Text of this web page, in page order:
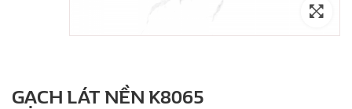
GẠCH LÁT NỀN K8065